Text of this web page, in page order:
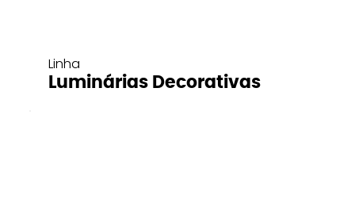
Linha
Luminárias Decorativas